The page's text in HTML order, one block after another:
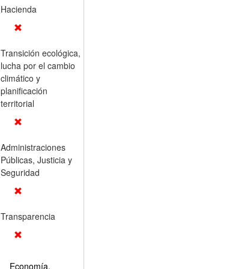
Hacienda
Transición ecológica,
lucha por el cambio
climático y
planificación
territorial
Administraciones
Públicas, Justicia y
Seguridad
Transparencia
Economía,